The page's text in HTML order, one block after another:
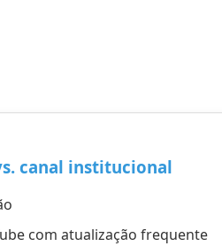
canal institucional
com atualização frequente